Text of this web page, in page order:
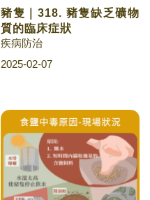
豬隻｜318. 豬隻缺乏礦物
質的臨床症狀
疾病防治
2025-02-07